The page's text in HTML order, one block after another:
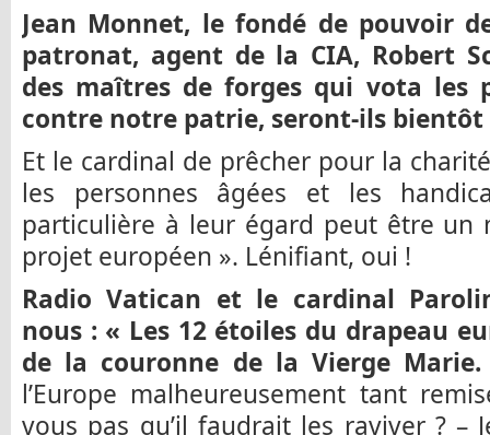
Jean Monnet, le fondé de pouvoir
patronat, agent de la CIA, Robert
des maîtres de forges qui vota les
contre notre patrie, seront-ils bientôt
Et le cardinal de prêcher pour la
les personnes âgées et les
particulière à leur égard peut être un
projet européen ». Lénifiant, oui !
Radio Vatican et le cardinal
nous : « Les 12 étoiles du drapeau
de la couronne de la Vierge Marie.
l’Europe malheureusement tant
vous pas qu’il faudrait les raviver ? –